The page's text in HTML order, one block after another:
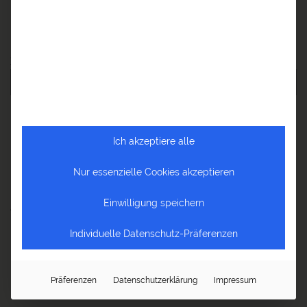
NEUESTE BEITRÄGE
Reiseblog Baltikum – Von Tallinn bis Palanga
Ich akzeptiere alle
Nur essenzielle Cookies akzeptieren
Einwilligung speichern
Individuelle Datenschutz-Präferenzen
Präferenzen Datenschutzerklärung Impressum